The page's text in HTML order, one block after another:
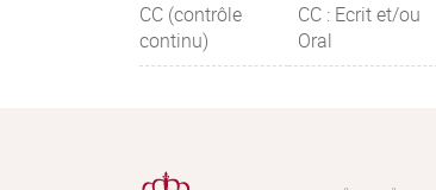
CC (contrôle
continu)
CC : Ecrit et/ou
Oral